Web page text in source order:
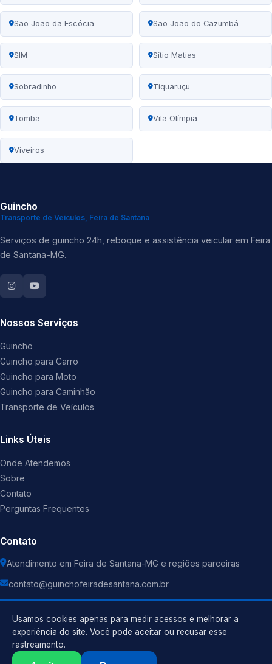
São João da Escócia São João do Cazumbá
SIM Sítio Matias
Sobradinho Tiquaruçu
Tomba Vila Olímpia
Viveiros
Guincho
Transporte de Veículos, Feira de Santana
Serviços de guincho 24h, reboque e assistência veicular em Feira
de Santana-MG.
Nossos Serviços
Guincho
Guincho para Carro
Guincho para Moto
Guincho para Caminhão
Transporte de Veículos
Links Úteis
Onde Atendemos
Sobre
Contato
Perguntas Frequentes
Contato
Atendimento em Feira de Santana-MG e regiões parceiras
contato@guinchofeiradesantana.com.br
Guincho . Todos os direitos reservados.
Usamos cookies apenas para medir acessos e melhorar a
experiência do site. Você pode aceitar ou recusar esse
rastreamento.